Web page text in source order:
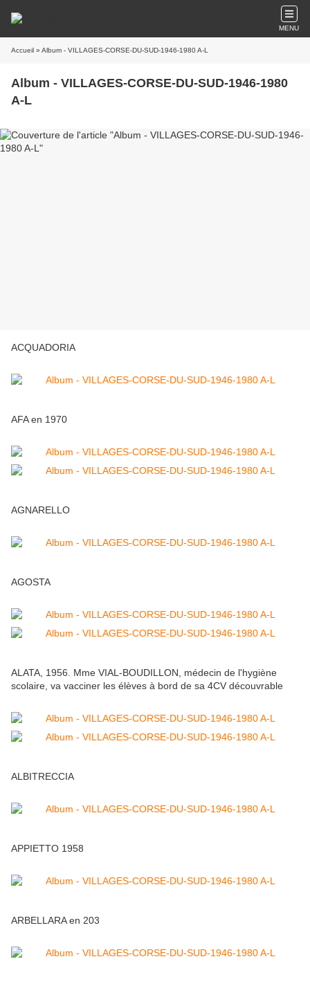
MENU
Accueil » Album - VILLAGES-CORSE-DU-SUD-1946-1980 A-L
Album - VILLAGES-CORSE-DU-SUD-1946-1980
A-L
ACQUADORIA
AFA en 1970
AGNARELLO
AGOSTA
ALATA, 1956. Mme VIAL-BOUDILLON, médecin de l'hygiène
scolaire, va vacciner les élèves à bord de sa 4CV découvrable
ALBITRECCIA
APPIETTO 1958
ARBELLARA en 203